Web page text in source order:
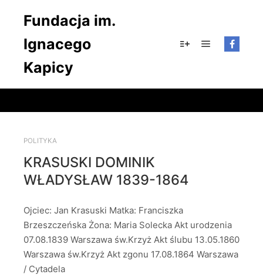
Fundacja im.
Ignacego
Kapicy
POLITYKA
KRASUSKI DOMINIK
WŁADYSŁAW 1839-1864
Ojciec: Jan Krasuski Matka: Franciszka
Brzeszczeńska Żona: Maria Solecka Akt urodzenia
07.08.1839 Warszawa św.Krzyż Akt ślubu 13.05.1860
Warszawa św.Krzyż Akt zgonu 17.08.1864 Warszawa
/ Cytadela